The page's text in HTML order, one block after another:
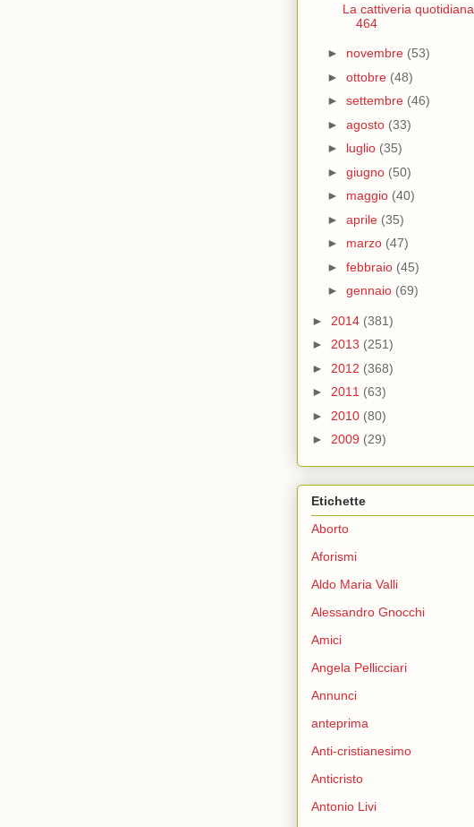
La cattiveria quotidiana
464
► novembre (53)
► ottobre (48)
► settembre (46)
► agosto (33)
► luglio (35)
► giugno (50)
► maggio (40)
► aprile (35)
► marzo (47)
► febbraio (45)
► gennaio (69)
► 2014 (381)
► 2013 (251)
► 2012 (368)
► 2011 (63)
► 2010 (80)
► 2009 (29)
Etichette
Aborto
Aforismi
Aldo Maria Valli
Alessandro Gnocchi
Amici
Angela Pellicciari
Annunci
anteprima
Anti-cristianesimo
Anticristo
Antonio Livi